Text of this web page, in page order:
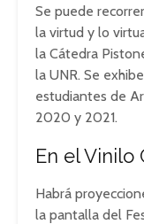
Se puede
la virtud y lo
la Cátedra
la UNR. Se
estudiantes de
2020 y 2021.
En el Vinilo
Habrá
la pantalla del